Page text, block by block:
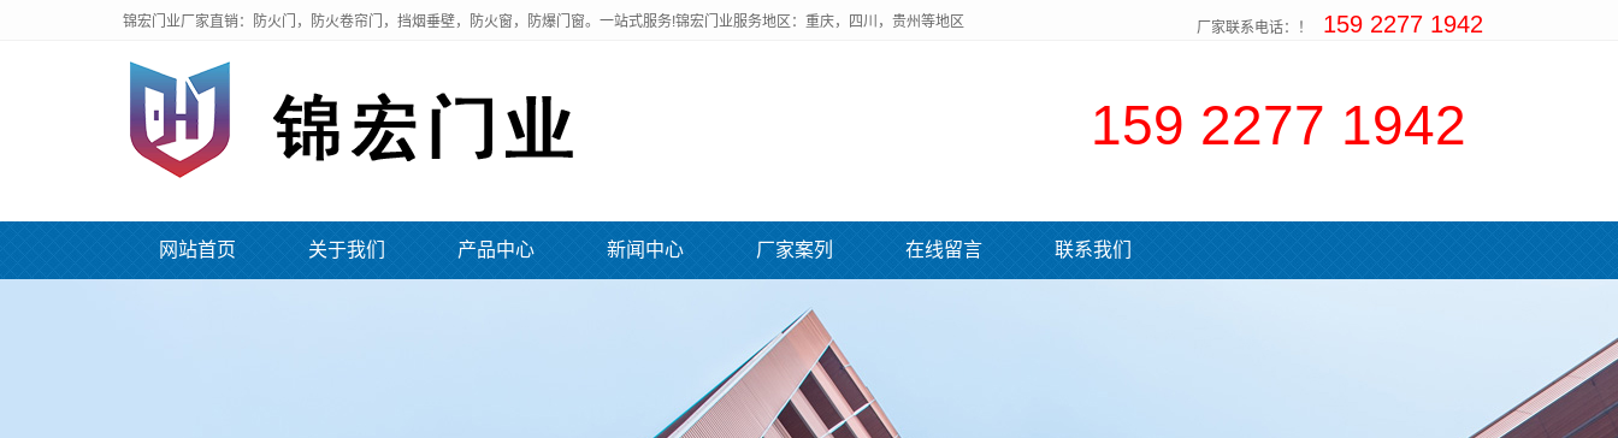
锦宏门业厂家直销：防火门，防火卷帘门，挡烟垂壁，防火窗，防爆门窗。一站式服务!锦宏门业服务地区：重庆，四川，贵州等地区 厂家联系电话：！ 159 2277 1942
159 2277 1942
网站首页 关于我们 产品中心 新闻中心 厂家案列 在线留言 联系我们